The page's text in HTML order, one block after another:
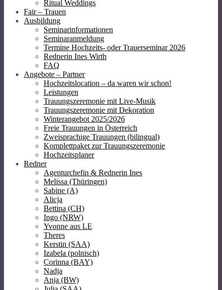
Ritual Weddings
Fair – Trauen
Ausbildung
Seminarinformationen
Seminaranmeldung
Termine Hochzeits- oder Trauerseminar 2026
Rednerin Ines Wirth
FAQ
Angebote – Partner
Hochzeitslocation – da waren wir schon!
Leistungen
Trauungszeremonie mit Live-Musik
Trauungszeremonie mit Dekoration
Winterangebot 2025/2026
Freie Trauungen in Österreich
Zweisprachige Trauungen (bilingual)
Komplettpaket zur Trauungszeremonie
Hochzeitsplaner
Redner
Agenturchefin & Rednerin Ines
Melissa (Thüringen)
Sabine (A)
Alicja
Bettina (CH)
Ingo (NRW)
Yvonne aus LE
Theres
Kerstin (SAA)
Izabela (polnisch)
Corinna (BAY)
Nadja
Anja (BW)